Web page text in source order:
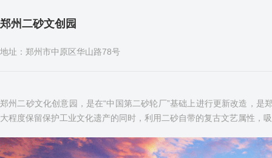
郑州二砂文创园
地址：郑州市中原区华山路78号
郑州二砂文化创意园，是在“中国第二砂轮厂”基础上进行更新改造，是
大程度保留保护工业文化遗产的同时，利用二砂自带的复古文艺属性，